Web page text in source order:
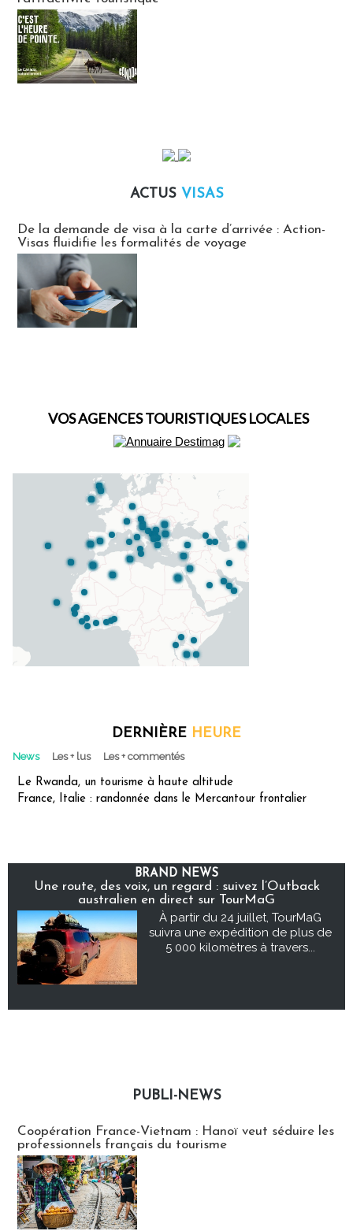
ACTUS VISAS
De la demande de visa à la carte d’arrivée : Action-
Visas fluidifie les formalités de voyage
VOS AGENCES TOURISTIQUES LOCALES
DERNIÈRE HEURE
News Les + lus Les + commentés
Le Rwanda, un tourisme à haute altitude
France, Italie : randonnée dans le Mercantour frontalier
BRAND NEWS
Une route, des voix, un regard : suivez l’Outback
australien en direct sur TourMaG
À partir du 24 juillet, TourMaG
suivra une expédition de plus de
5 000 kilomètres à travers...
PUBLI-NEWS
Coopération France-Vietnam : Hanoï veut séduire les
professionnels français du tourisme